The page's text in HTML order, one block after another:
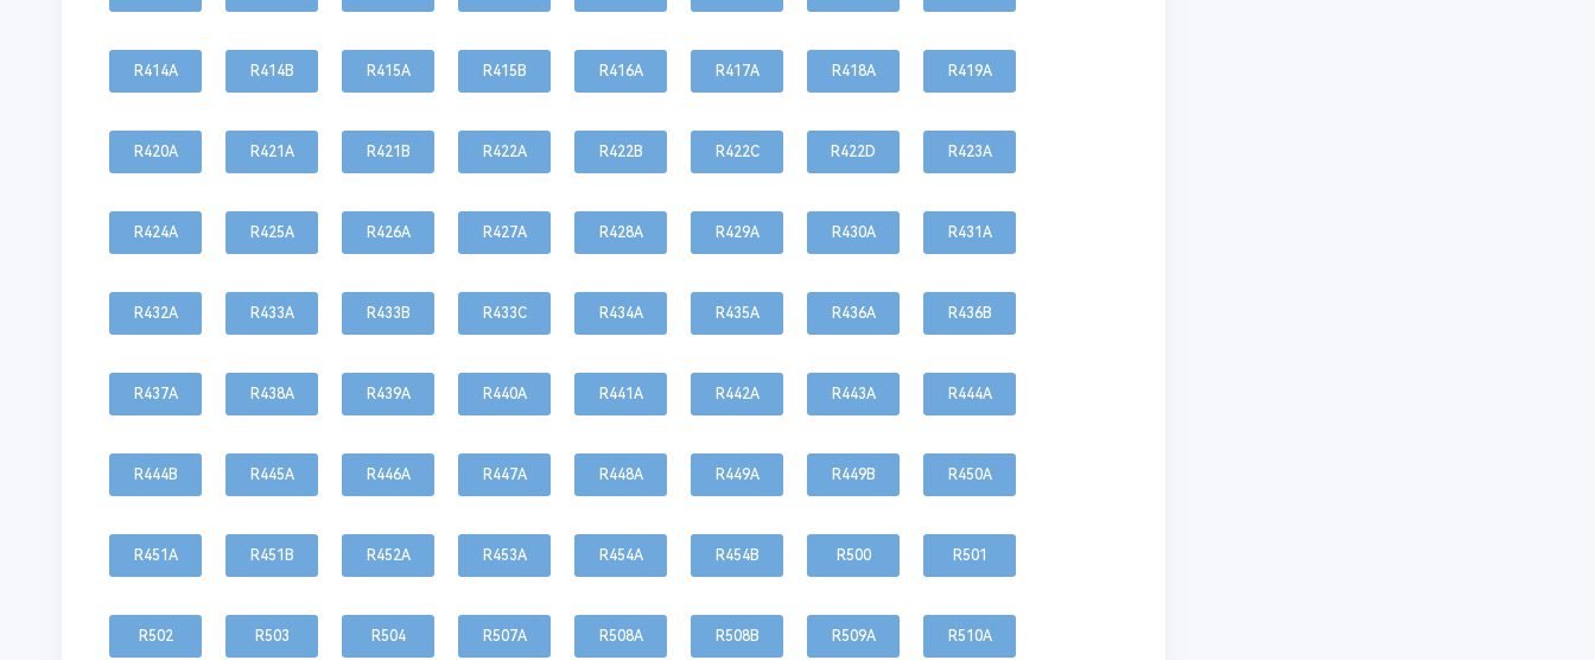
R414A R414B R415A R415B R416A R417A R418A R419A
R420A R421A R421B R422A R422B R422C R422D R423A
R424A R425A R426A R427A R428A R429A R430A R431A
R432A R433A R433B R433C R434A R435A R436A R436B
R437A R438A R439A R440A R441A R442A R443A R444A
R444B R445A R446A R447A R448A R449A R449B R450A
R451A R451B R452A R453A R454A R454B R500 R501
R502 R503 R504 R507A R508A R508B R509A R510A